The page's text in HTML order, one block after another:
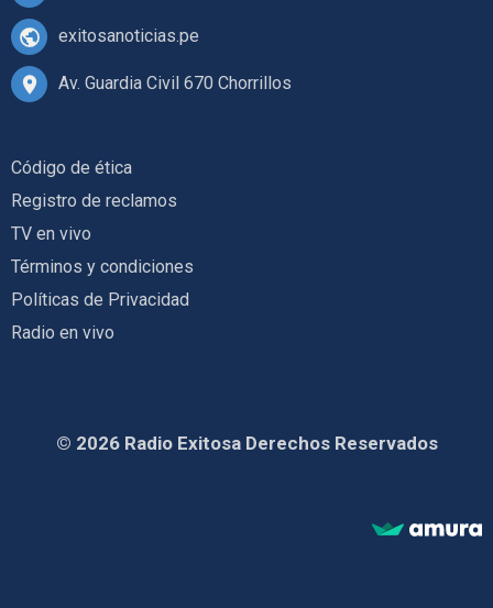
exitosanoticias.pe
Av. Guardia Civil 670 Chorrillos
Código de ética
Registro de reclamos
TV en vivo
Términos y condiciones
Políticas de Privacidad
Radio en vivo
© 2026 Radio Exitosa Derechos Reservados